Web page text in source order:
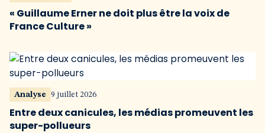
« Guillaume Erner ne doit plus être la voix de
France Culture »
Analyse 9 juillet 2026
Entre deux canicules, les médias promeuvent les
super-pollueurs